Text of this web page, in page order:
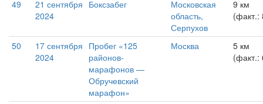
49
21 сентября
2024
Боксзабег
Московская
область,
Серпухов
9 км
(факт.:
50
17 сентября
2024
Пробег «125
районов-
марафонов —
Обручевский
марафон»
Москва
5 км
(факт.: